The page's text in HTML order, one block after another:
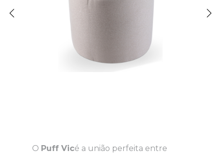
O Puff Vicé a união perfeita entre